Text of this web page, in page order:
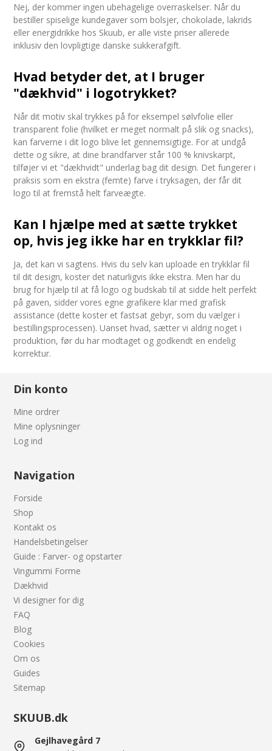
Nej, der kommer ingen ubehagelige overraskelser. Når du
bestiller spiselige kundegaver som bolsjer, chokolade, lakrids
eller energidrikke hos Skuub, er alle viste priser allerede
inklusiv den lovpligtige danske sukkerafgift.
Hvad betyder det, at I bruger
"dækhvid" i logotrykket?
Når dit motiv skal trykkes på for eksempel sølvfolie eller
transparent folie (hvilket er meget normalt på slik og snacks),
kan farverne i dit logo blive let gennemsigtige. For at undgå
dette og sikre, at dine brandfarver står 100 % knivskarpt,
tilføjer vi et "dækhvidt" underlag bag dit design. Det fungerer i
praksis som en ekstra (femte) farve i tryksagen, der får dit
logo til at fremstå helt farveægte.
Kan I hjælpe med at sætte trykket
op, hvis jeg ikke har en trykklar fil?
Ja, det kan vi sagtens. Hvis du selv kan uploade en trykklar fil
til dit design, koster det naturligvis ikke ekstra. Men har du
brug for hjælp til at få logo og budskab til at sidde helt perfekt
på gaven, sidder vores egne grafikere klar med grafisk
assistance (dette koster et fastsat gebyr, som du vælger i
bestillingsprocessen). Uanset hvad, sætter vi aldrig noget i
produktion, før du har modtaget og godkendt en endelig
korrektur.
Din konto
Mine ordrer
Mine oplysninger
Log ind
Navigation
Forside
Shop
Kontakt os
Handelsbetingelser
Guide : Farver- og opstarter
Vingummi Forme
Dækhvid
Vi designer for dig
FAQ
Blog
Cookies
Om os
Guides
Sitemap
SKUUB.dk
Gejlhavegård 7